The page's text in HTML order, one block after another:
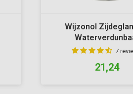
Wijzonol
7
21,24